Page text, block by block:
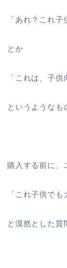
「あれ？これ
とか
「これは、子
というようなも
購入する前に、
「これ子供で
と漠然とした質